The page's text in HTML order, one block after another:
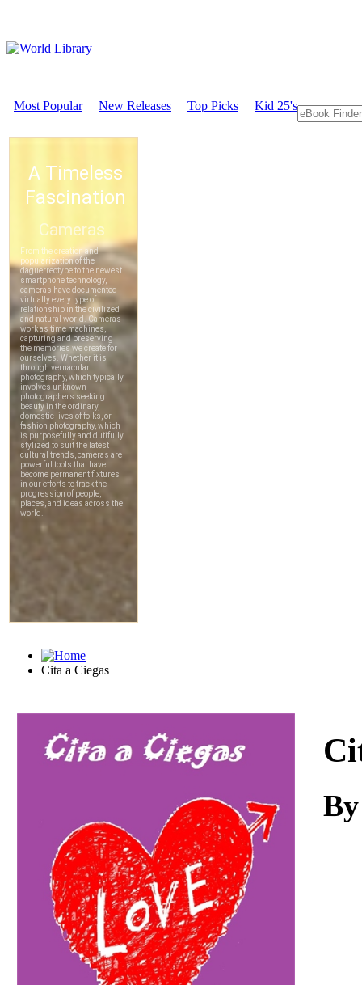
Most Popular New Releases Top Picks Kid 25's
Cita a Ciegas